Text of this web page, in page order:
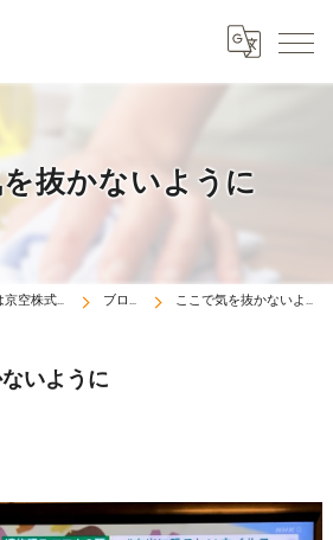
抜かないように
次亜塩素酸の除菌消臭機は京空株式会社 ブログ ここで気を抜かないように
いように